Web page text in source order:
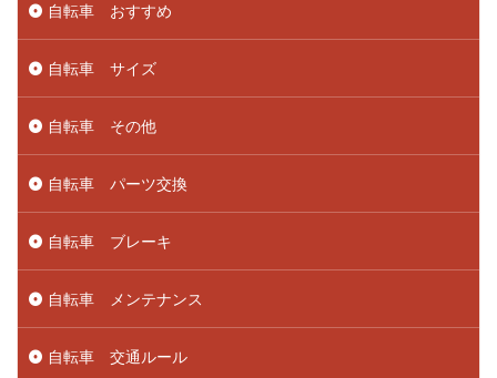
自転車 おすすめ
自転車 サイズ
自転車 その他
自転車 パーツ交換
自転車 ブレーキ
自転車 メンテナンス
自転車 交通ルール